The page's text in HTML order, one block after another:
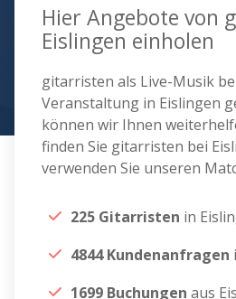
Hier Angebote von
Eislingen einholen
gitarristen als Live-Musik
Veranstaltung in Eislingen
können wir Ihnen
finden Sie gitarristen bei
verwenden Sie unseren
225 Gitarristen in
4844 Kundenanfragen
1699 Buchungen aus